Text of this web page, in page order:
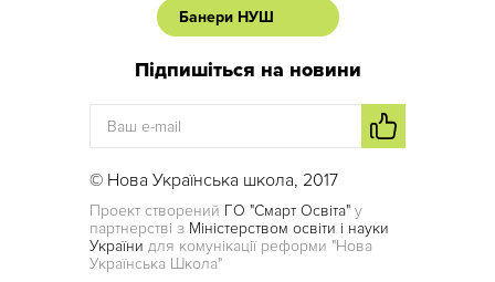
Банери НУШ
Підпишіться на новини
© Нова Українська школа, 2017
Проект створений ГО "Смарт Освіта" у
партнерстві з Міністерством освіти і науки
України для комунікації реформи "Нова
Українська Школа"